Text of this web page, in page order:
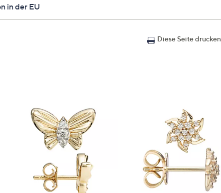
bei ca. 47 cm)
in der EU
Diese Seite drucken